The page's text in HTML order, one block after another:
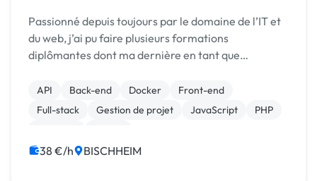
Passionné depuis toujours par le domaine de l’IT et
du web, j’ai pu faire plusieurs formations
diplômantes dont ma dernière en tant que
multitude de clients avec lesquelles j’ai déjà pu
travailler m’ont...
API Back-end Docker
Front-end
Full-stack
Gestion de projet JavaScript
PHP
38 €/h BISCHHEIM